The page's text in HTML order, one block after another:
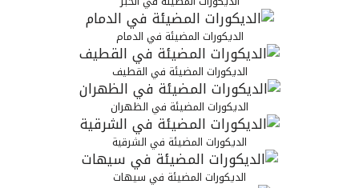
الديكورات المضيئة في الدمام
الديكورات المضيئة في القطيف
الديكورات المضيئة في الظهران
الديكورات المضيئة في الشرقية
الديكورات المضيئة في سيهات